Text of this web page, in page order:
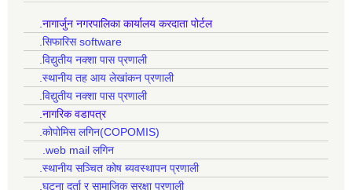
.नागार्जुन नगरपालिका कार्यालय करदाता पोर्टल
.सिफारिस software
.विद्युतीय नक्शा पास प्रणाली
.स्थानीय तह आय लेखांकन प्रणाली
.विद्युतीय नक्शा पास प्रणाली
.नागरिक वडापत्र
.कोपोमिस लगिन(COPOMIS)
.web mail लगिन
.स्थानीय सञ्चित कोष ब्यवस्थापन प्रणाली
.घटना दर्ता र सामाजिक सुरक्षा प्रणाली